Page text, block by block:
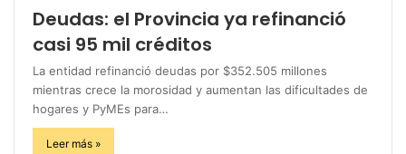
Deudas: el Provincia ya refinanció
casi 95 mil créditos
La entidad refinanció deudas por $352.505 millones
mientras crece la morosidad y aumentan las dificultades de
hogares y PyMEs para…
Leer más »